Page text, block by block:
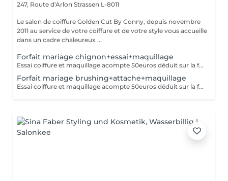
247, Route d'Arlon Strassen L-8011
Le salon de coiffure Golden Cut By Conny, depuis novembre
2011 au service de votre coiffure et de votre style vous accueille
dans un cadre chaleureux ...
Forfait mariage chignon+essai+maquillage
Essai coiffure et maquillage acompte 50euros déduit sur la facture finale
Forfait mariage brushing+attache+maquillage
Essai coiffure et maquillage acompte 50euros déduit sur la facture finale